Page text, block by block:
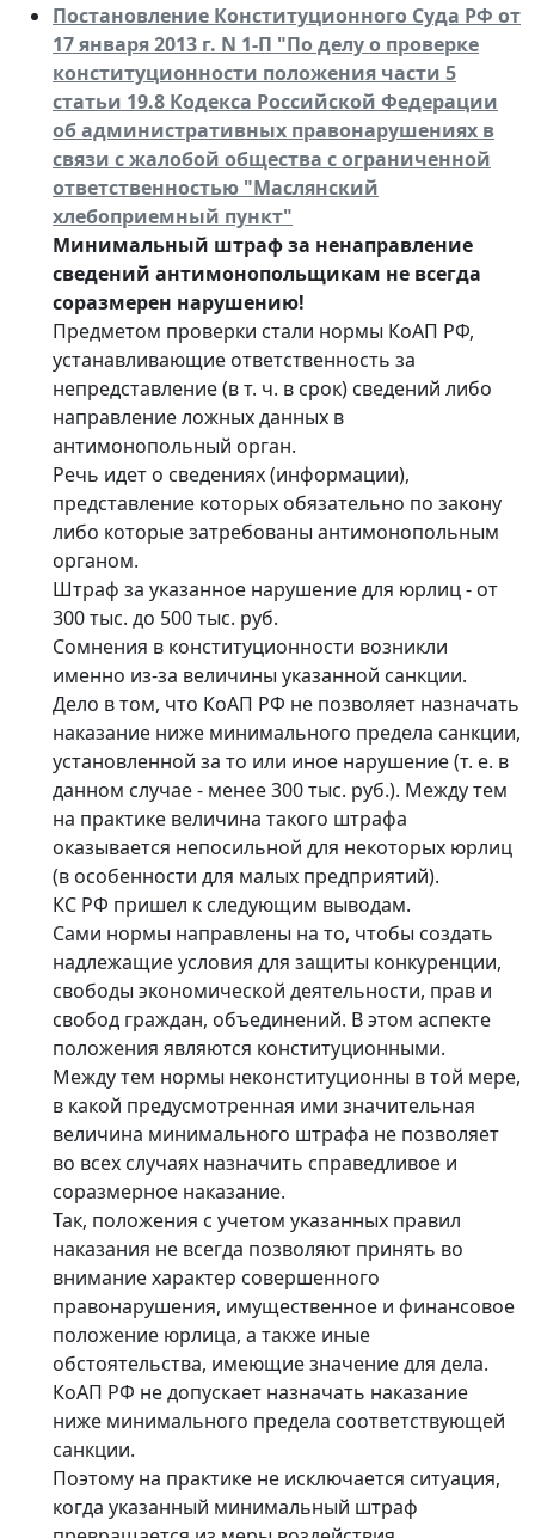
Постановление Конституционного Суда РФ от
17 января 2013 г. N 1-П "По делу о проверке
конституционности положения части 5
статьи 19.8 Кодекса Российской Федерации
об административных правонарушениях в
связи с жалобой общества с ограниченной
ответственностью "Маслянский
хлебоприемный пункт"
Минимальный штраф за ненаправление
сведений антимонопольщикам не всегда
соразмерен нарушению!
Предметом проверки стали нормы КоАП РФ,
устанавливающие ответственность за
непредставление (в т. ч. в срок) сведений либо
направление ложных данных в
антимонопольный орган.
Речь идет о сведениях (информации),
представление которых обязательно по закону
либо которые затребованы антимонопольным
органом.
Штраф за указанное нарушение для юрлиц - от
300 тыс. до 500 тыс. руб.
Сомнения в конституционности возникли
именно из-за величины указанной санкции.
Дело в том, что КоАП РФ не позволяет назначать
наказание ниже минимального предела санкции,
установленной за то или иное нарушение (т. е. в
данном случае - менее 300 тыс. руб.). Между тем
на практике величина такого штрафа
оказывается непосильной для некоторых юрлиц
(в особенности для малых предприятий).
КС РФ пришел к следующим выводам.
Сами нормы направлены на то, чтобы создать
надлежащие условия для защиты конкуренции,
свободы экономической деятельности, прав и
свобод граждан, объединений. В этом аспекте
положения являются конституционными.
Между тем нормы неконституционны в той мере,
в какой предусмотренная ими значительная
величина минимального штрафа не позволяет
во всех случаях назначить справедливое и
соразмерное наказание.
Так, положения с учетом указанных правил
наказания не всегда позволяют принять во
внимание характер совершенного
правонарушения, имущественное и финансовое
положение юрлица, а также иные
обстоятельства, имеющие значение для дела.
КоАП РФ не допускает назначать наказание
ниже минимального предела соответствующей
санкции.
Поэтому на практике не исключается ситуация,
когда указанный минимальный штраф